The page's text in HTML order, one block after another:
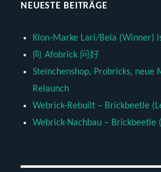
NEUESTE BEITRÄGE
Klon-Marke Lari/Bela (Winner)
向 Afobrick 问好
Steinchenshop, Probricks, neue
Relaunch
Webrick-Rebuilt – Brickbeetle
Webrick-Nachbau – Brickbeetle